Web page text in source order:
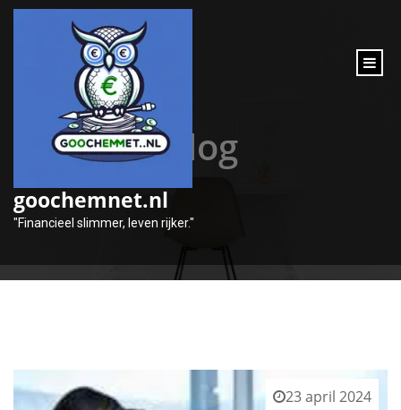
inhoud
goochemnet.nl
"Financieel slimmer, leven rijker."
Blog
23 april 2024